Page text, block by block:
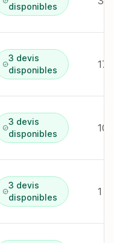
disponibles
3 devis
disponibles
17
3 devis
disponibles
10
3 devis
disponibles
1 r